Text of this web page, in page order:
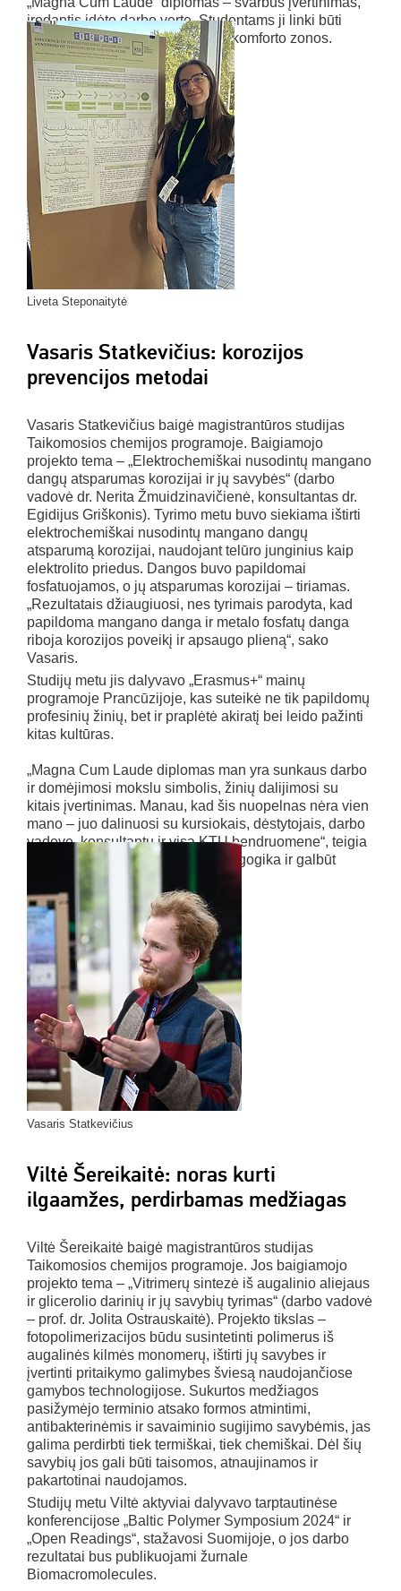
įrodantis įdėto darbo vertę. Studentams ji linki būti
drąsiems ir nebijoti išeiti iš savo komforto zonos.
Ateityje planuoja tęsti studijas.
Liveta Steponaitytė
Vasaris Statkevičius: korozijos
prevencijos metodai
Vasaris Statkevičius baigė magistrantūros studijas
Taikomosios chemijos programoje. Baigiamojo
projekto tema – „Elektrochemiškai nusodintų mangano
dangų atsparumas korozijai ir jų savybės“ (darbo
vadovė dr. Nerita Žmuidzinavičienė, konsultantas dr.
Egidijus Griškonis). Tyrimo metu buvo siekiama ištirti
elektrochemiškai nusodintų mangano dangų
atsparumą korozijai, naudojant telūro junginius kaip
elektrolito priedus. Dangos buvo papildomai
fosfatuojamos, o jų atsparumas korozijai – tiriamas.
„Rezultatais džiaugiuosi, nes tyrimais parodyta, kad
papildoma mangano danga ir metalo fosfatų danga
riboja korozijos poveikį ir apsaugo plieną“, sako
Vasaris.
Studijų metu jis dalyvavo „Erasmus+“ mainų
programoje Prancūzijoje, kas suteikė ne tik papildomų
profesinių žinių, bet ir praplėtė akiratį bei leido pažinti
kitas kultūras.
„Magna Cum Laude diplomas man yra sunkaus darbo
ir domėjimosi mokslu simbolis, žinių dalijimosi su
kitais įvertinimas. Manau, kad šis nuopelnas nėra vien
mano – juo dalinuosi su kursiokais, dėstytojais, darbo
vadove, konsultantu ir visa KTU bendruomene“, teigia
Vasaris. Ateities planuose – pedagogika ir galbūt
doktorantūros studijos.
Vasaris Statkevičius
Viltė Šereikaitė: noras kurti
ilgaamžes, perdirbamas medžiagas
Viltė Šereikaitė baigė magistrantūros studijas
Taikomosios chemijos programoje. Jos baigiamojo
projekto tema – „Vitrimerų sintezė iš augalinio aliejaus
ir glicerolio darinių ir jų savybių tyrimas“ (darbo vadovė
– prof. dr. Jolita Ostrauskaitė). Projekto tikslas –
fotopolimerizacijos būdu susintetinti polimerus iš
augalinės kilmės monomerų, ištirti jų savybes ir
įvertinti pritaikymo galimybes šviesą naudojančiose
gamybos technologijose. Sukurtos medžiagos
pasižymėjo terminio atsako formos atmintimi,
antibakterinėmis ir savaiminio sugijimo savybėmis, jas
galima perdirbti tiek termiškai, tiek chemiškai. Dėl šių
savybių jos gali būti taisomos, atnaujinamos ir
pakartotinai naudojamos.
Studijų metu Viltė aktyviai dalyvavo tarptautinėse
konferencijose „Baltic Polymer Symposium 2024“ ir
„Open Readings“, stažavosi Suomijoje, o jos darbo
rezultatai bus publikuojami žurnale
Biomacromolecules.